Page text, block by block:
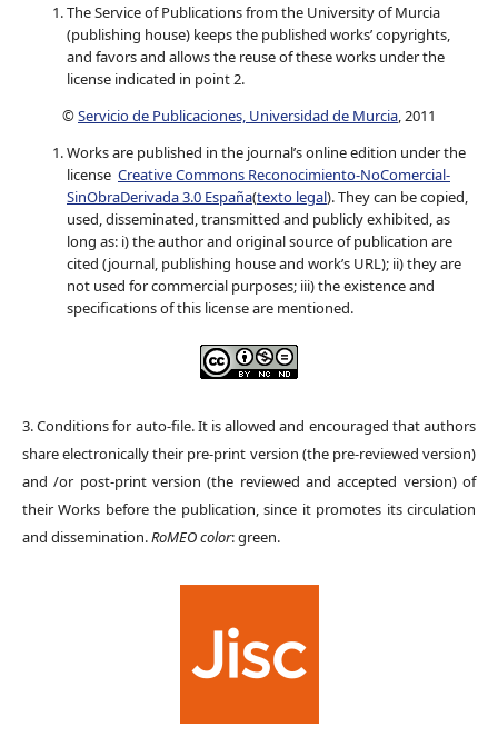
The Service of Publications from the University of Murcia
(publishing house) keeps the published works’ copyrights,
and favors and allows the reuse of these works under the
license indicated in point 2.
©Servicio de Publicaciones, Universidad de Murcia, 2011
Works are published in the journal’s online edition under the
license Creative Commons Reconocimiento-NoComercial-
SinObraDerivada 3.0 España(texto legal). They can be copied,
used, disseminated, transmitted and publicly exhibited, as
long as: i) the author and original source of publication are
cited (journal, publishing house and work’s URL); ii) they are
not used for commercial purposes; iii) the existence and
specifications of this license are mentioned.
3. Conditions for auto-file. It is allowed and encouraged that authors
share electronically their pre-print version (the pre-reviewed version)
and /or post-print version (the reviewed and accepted version) of
their Works before the publication, since it promotes its circulation
and dissemination.RoMEO color: green.